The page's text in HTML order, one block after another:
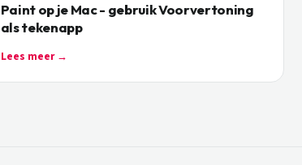
Paint op je Mac - gebruik Voorvertoning
als tekenapp
Lees meer →